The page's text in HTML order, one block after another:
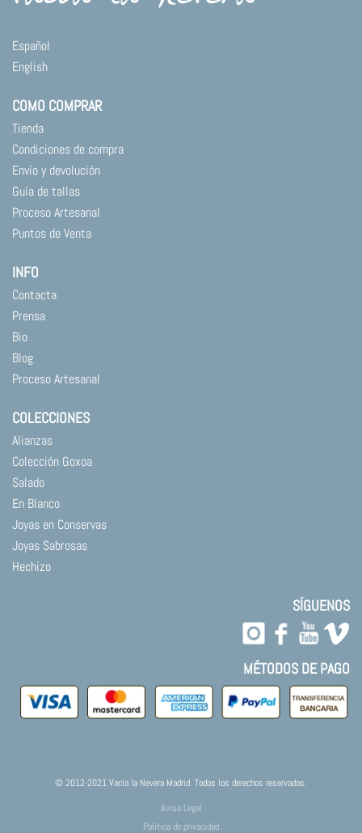
Español
English
COMO COMPRAR
Tienda
Condiciones de compra
Envío y devolución
Guía de tallas
Proceso Artesanal
Puntos de Venta
INFO
Contacta
Prensa
Bio
Blog
Proceso Artesanal
COLECCIONES
Alianzas
Colección Goxoa
Salado
En Blanco
Joyas en Conservas
Joyas Sabrosas
Hechizo
SÍGUENOS
MÉTODOS DE PAGO
© 2012-2021 Vacía la Nevera Madrid. Todos los derechos reservados.
Aviso Legal
Política de privacidad